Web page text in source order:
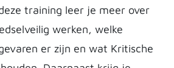
training leer je meer over
werken, welke
er zijn en wat Kritische